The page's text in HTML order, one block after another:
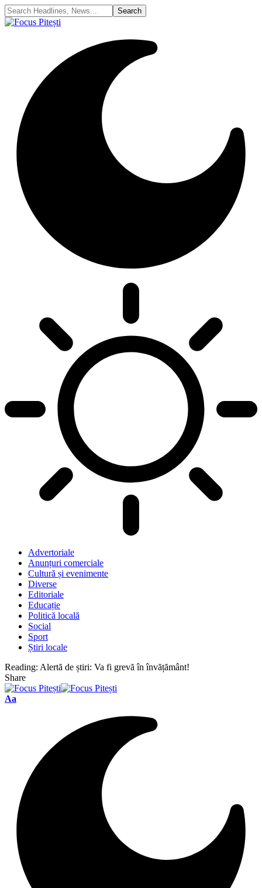
Advertoriale
Anunțuri comerciale
Cultură și evenimente
Diverse
Editoriale
Educație
Politică locală
Social
Sport
Știri locale
Reading: Alertă de știri: Va fi grevă în învățământ!
Share
Font
Aa